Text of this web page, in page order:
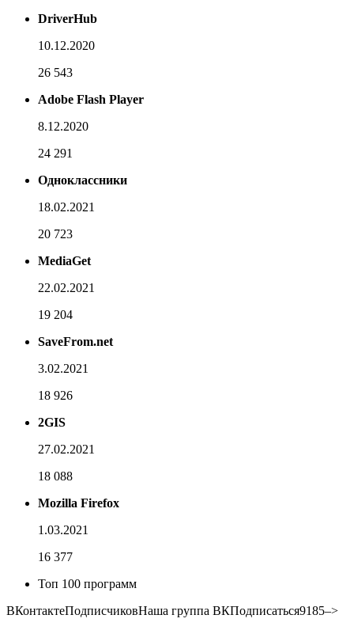
DriverHub
10.12.2020
26 543
Adobe Flash Player
8.12.2020
24 291
Одноклассники
18.02.2021
20 723
MediaGet
22.02.2021
19 204
SaveFrom.net
3.02.2021
18 926
2GIS
27.02.2021
18 088
Mozilla Firefox
1.03.2021
16 377
Топ 100 программ
ВКонтактеПодписчиковНаша группа ВКПодписаться9185–>